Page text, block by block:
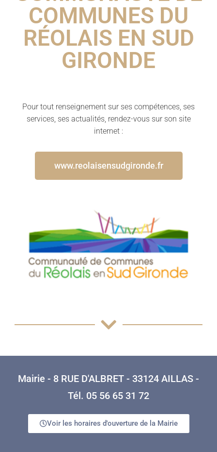
COMMUNES DU
RÉOLAIS EN SUD
GIRONDE
Pour tout renseignement sur ses compétences, ses
services, ses actualités, rendez-vous sur son site
internet :
www.reolaisensudgironde.fr
Mairie - 8 RUE D'ALBRET - 33124 AILLAS -
Tél. 05 56 65 31 72
Voir les horaires d'ouverture de la Mairie